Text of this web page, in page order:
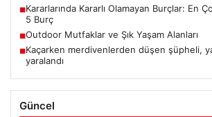
■Kararlarında Kararlı Olamayan Burçlar: En
5 Burç
■Outdoor Mutfaklar ve Şık Yaşam Alanları
■Kaçarken merdivenlerden düşen şüpheli,
yaralandı
Güncel